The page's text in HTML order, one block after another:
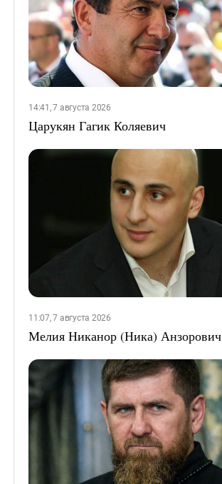
14:41, 7 августа 2026
Царукян Гагик Коляевич
11:07, 7 августа 2026
Мелия Никанор (Ника) Анзорович